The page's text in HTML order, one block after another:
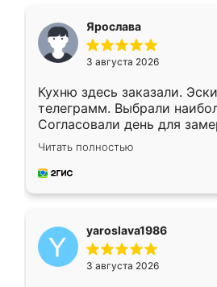
Ярослава
3 августа 2026
Кухню здесь заказали.
телеграмм. Выбрали
Согласовали день для
недели кухня была уже
довольны работой.
мебель за качественную
Читать полностью
yaroslava1986
3 августа 2026